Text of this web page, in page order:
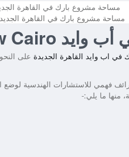
مساحة مشروع بارك في القاهرة
أب وايد Cairo
اب وايد القاهرة الجديدة على
فهمي للاستشارات الهندسية لوضع
منها ما يلي:-